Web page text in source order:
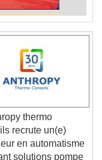
thermo
recrute un(e)
en automatisme